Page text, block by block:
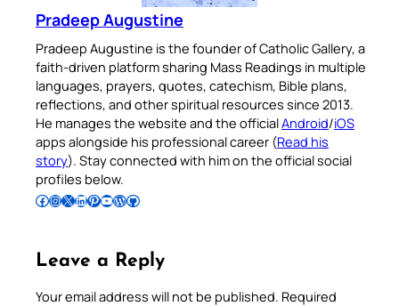
Pradeep Augustine
Pradeep Augustine is the founder of Catholic Gallery, a
faith-driven platform sharing Mass Readings in multiple
languages, prayers, quotes, catechism, Bible plans,
reflections, and other spiritual resources since 2013.
He manages the website and the officialAndroid/iOS
apps alongside his professional career (Read his
story). Stay connected with him on the official social
profiles below.
Follow Pradeep on Facebook Follow Pradeep on InstagramFollow Pradeep on X Follow Pradeep on LinkedIn Follow Pradeep on Pinterest Subscribe to Pradeep’s Youtube Channel Follow Pradeep on WordPress Follow Pradeep on GitHub
Leave a Reply
Your email address will not be published. Required